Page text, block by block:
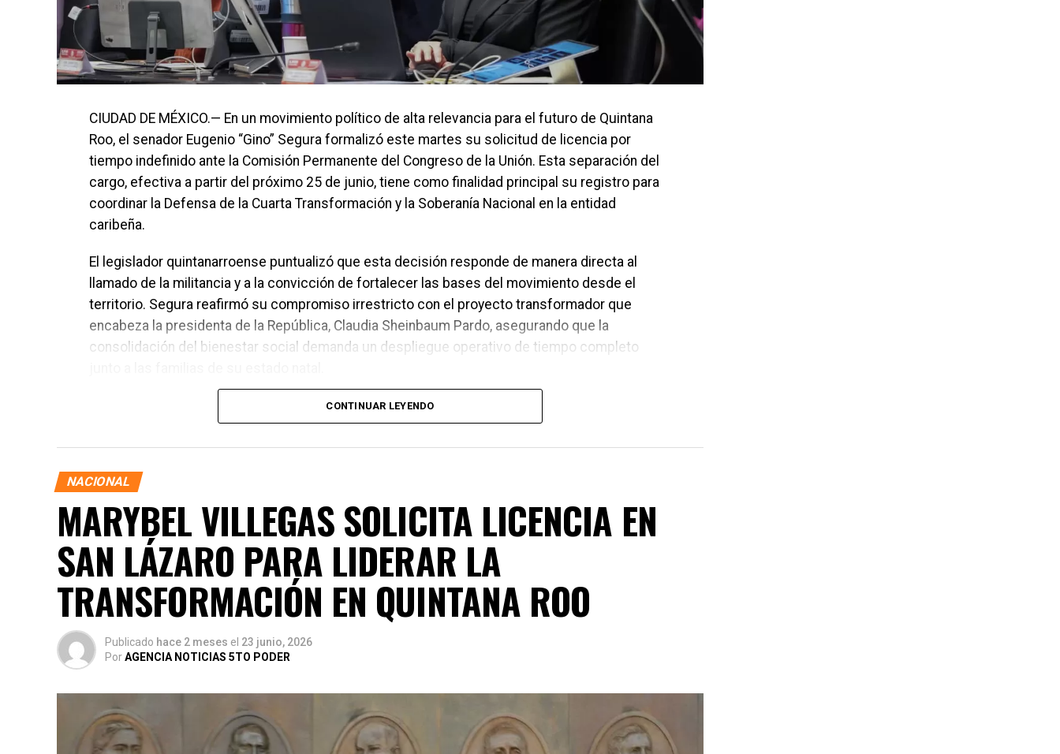
CIUDAD DE MÉXICO.— En un movimiento político de alta relevancia para el futuro de Quintana
Roo, el senador Eugenio “Gino” Segura formalizó este martes su solicitud de licencia por
tiempo indefinido ante la Comisión Permanente del Congreso de la Unión. Esta separación del
cargo, efectiva a partir del próximo 25 de junio, tiene como finalidad principal su registro para
coordinar la Defensa de la Cuarta Transformación y la Soberanía Nacional en la entidad
caribeña.
El legislador quintanarroense puntualizó que esta decisión responde de manera directa al
llamado de la militancia y a la convicción de fortalecer las bases del movimiento desde el
territorio. Segura reafirmó su compromiso irrestricto con el proyecto transformador que
encabeza la presidenta de la República, Claudia Sheinbaum Pardo, asegurando que la
consolidación del bienestar social demanda un despliegue operativo de tiempo completo
CONTINUAR LEYENDO
NACIONAL
MARYBEL VILLEGAS SOLICITA LICENCIA EN
SAN LÁZARO PARA LIDERAR LA
TRANSFORMACIÓN EN QUINTANA ROO
Publicado hace 2 meses el 23 junio, 2026
PorAGENCIA NOTICIAS 5TO PODER